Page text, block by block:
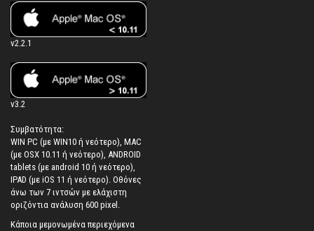
v2.2.1
v3.2
Συμβατότητα:
WIN PC (με WIN10 ή νεότερο), MAC
(με OSX 10.11 ή νεότερο), ANDROID
tablets (με android 10 ή νεότερο),
IPAD (με iOS 11 ή νεότερο). Oθόνες
άνω των 7 ιντσών με ελάχιστη
οριζόντια ανάλυση 600 pixel.
Κάποια μεμονωμένα περιεχόμενα